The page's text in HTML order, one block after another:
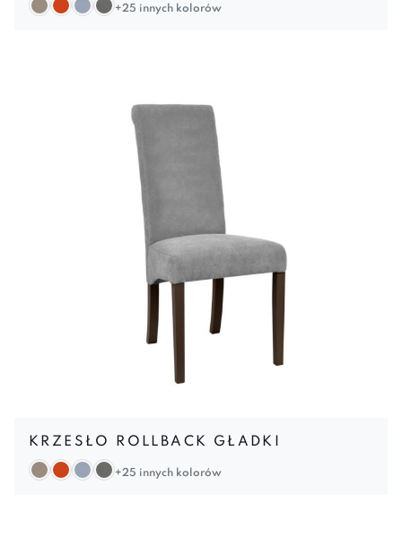
+25 innych kolorów
KRZESŁO ROLLBACK GŁADKI
+25 innych kolorów